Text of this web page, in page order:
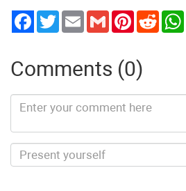
TwitterEmail Gmail PinterestReddit
Comments (0)